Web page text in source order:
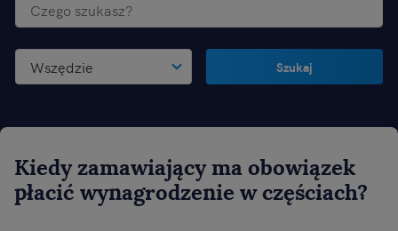
Wszędzie Szukaj
Kiedy zamawiający ma obowiązek
płacić wynagrodzenie w częściach?